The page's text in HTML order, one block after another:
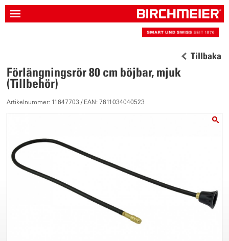
Tillbaka
Förlängningsrör 80 cm böjbar, mjuk
(Tillbehör)
Artikelnummer: 11647703 / EAN: 7611034040523